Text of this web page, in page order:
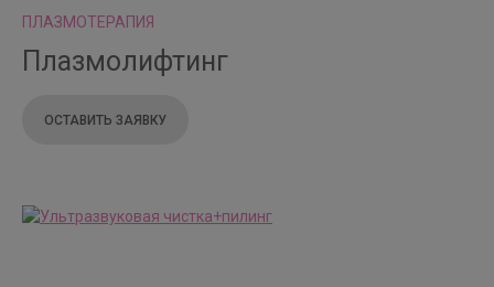
ПЛАЗМОТЕРАПИЯ
Плазмолифтинг
ОСТАВИТЬ ЗАЯВКУ